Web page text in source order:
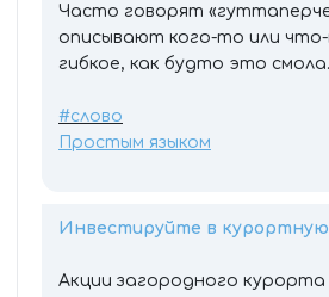
Часто говорят
описывают кого-то или
гибкое, как будто это смола.
#слово
Простым языком
Инвестируйте в
Акции загородного курорта